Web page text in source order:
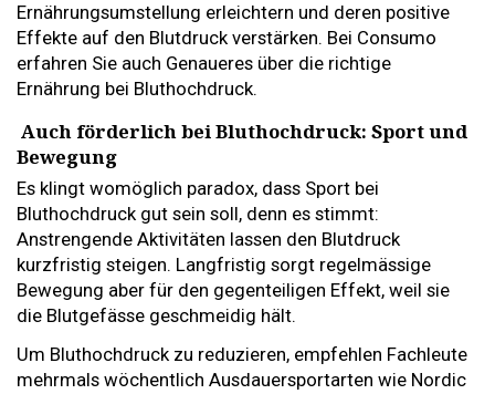
Ernährungsumstellung erleichtern und deren positive
Effekte auf den Blutdruck verstärken. Bei Consumo
erfahren Sie auch Genaueres über die richtige
Ernährung bei Bluthochdruck.
Auch förderlich bei Bluthochdruck: Sport und
Bewegung
Es klingt womöglich paradox, dass Sport bei
Bluthochdruck gut sein soll, denn es stimmt:
Anstrengende Aktivitäten lassen den Blutdruck
kurzfristig steigen. Langfristig sorgt regelmässige
Bewegung aber für den gegenteiligen Effekt, weil sie
die Blutgefässe geschmeidig hält.
Um Bluthochdruck zu reduzieren, empfehlen Fachleute
mehrmals wöchentlich Ausdauersportarten wie Nordic